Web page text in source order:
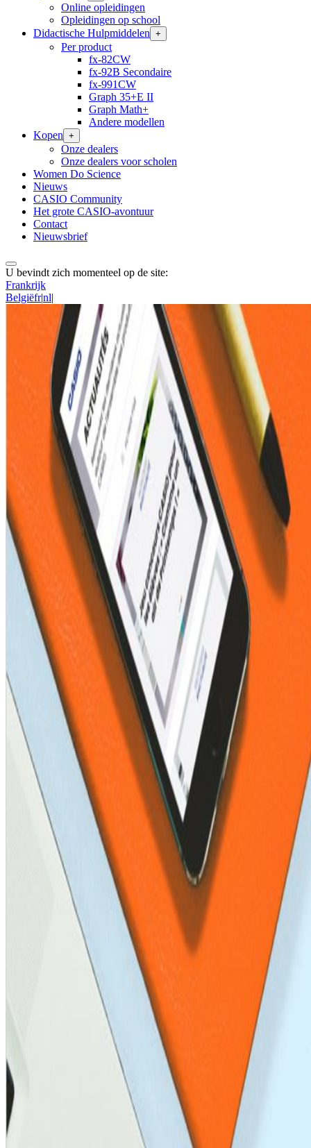
Online opleidingen
Opleidingen op school
Didactische Hulpmiddelen +
Per product
fx-82CW
fx-92B Secondaire
fx-991CW
Graph 35+E II
Graph Math+
Andere modellen
Kopen +
Onze dealers
Onze dealers voor scholen
Women Do Science
Nieuws
CASIO Community
Het grote CASIO-avontuur
Contact
Nieuwsbrief
U bevindt zich momenteel op de site:
Frankrijk
Belgiëfr|nl|